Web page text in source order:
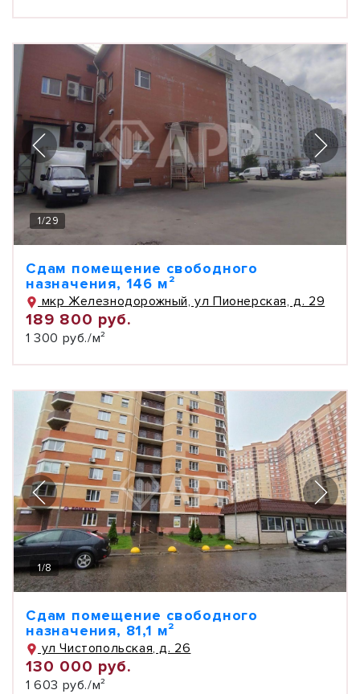
1/29
Сдам помещение свободного
назначения, 146 м²
мкр Железнодорожный, ул Пионерская, д. 29
189 800 руб.
1 300 руб./м²
1/8
Сдам помещение свободного
назначения, 81,1 м²
ул Чистопольская, д. 26
130 000 руб.
1 603 руб./м²